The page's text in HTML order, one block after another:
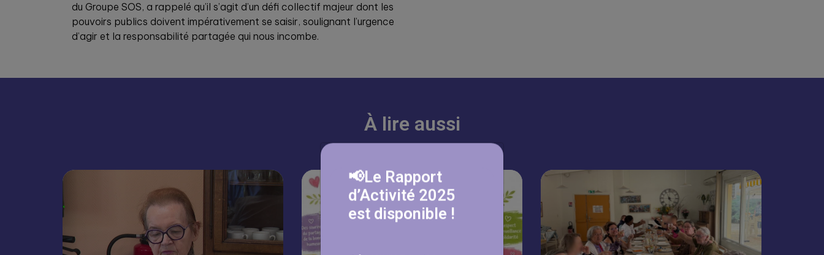
du Groupe SOS, a rappelé qu’il s’agit d’un défi collectif majeur dont les
pouvoirs publics doivent impérativement se saisir, soulignant l’urgence
d’agir et la responsabilité partagée qui nous incombe.
À lire aussi
📢Le Rapport
d’Activité 2025
est disponible !